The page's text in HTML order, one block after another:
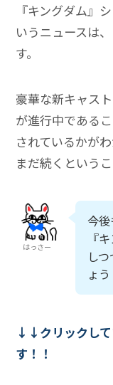
『キングダム』
いうニュースは
す。
豪華な新キャス
が進行中である
されているかが
まだ続くという
はっさー
今
『
し
ょう
↓↓クリックして
す！！